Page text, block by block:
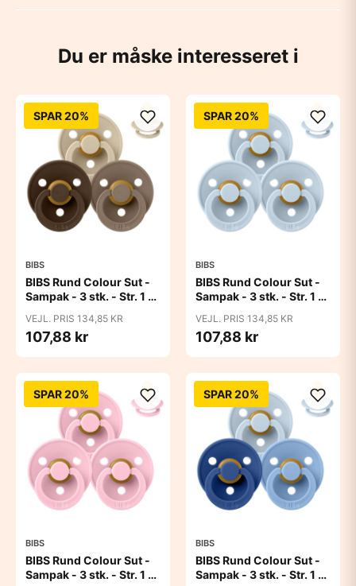
Du er måske interesseret i
SPAR 20%
BIBS
BIBS Rund Colour Sut -
Sampak - 3 stk. - Str. 1 -
VEJL. PRIS 134,85 KR
107,88 kr
SPAR 20%
BIBS
BIBS Rund Colour Sut -
Sampak - 3 stk. - Str. 1 -
VEJL. PRIS 134,85 KR
107,88 kr
SPAR 20%
BIBS
BIBS Rund Colour Sut -
Sampak - 3 stk. - Str. 1 -
SPAR 20%
BIBS
BIBS Rund Colour Sut -
Sampak - 3 stk. - Str. 1 -